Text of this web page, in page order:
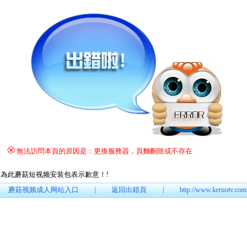
無法訪問本頁的原因是：更換服務器，頁麵刪除或不存在
為此蘑菇短视频安装包表示歉意！ !
蘑菇视频成人网站入口|返回出錯頁|http://www.keruotv.com